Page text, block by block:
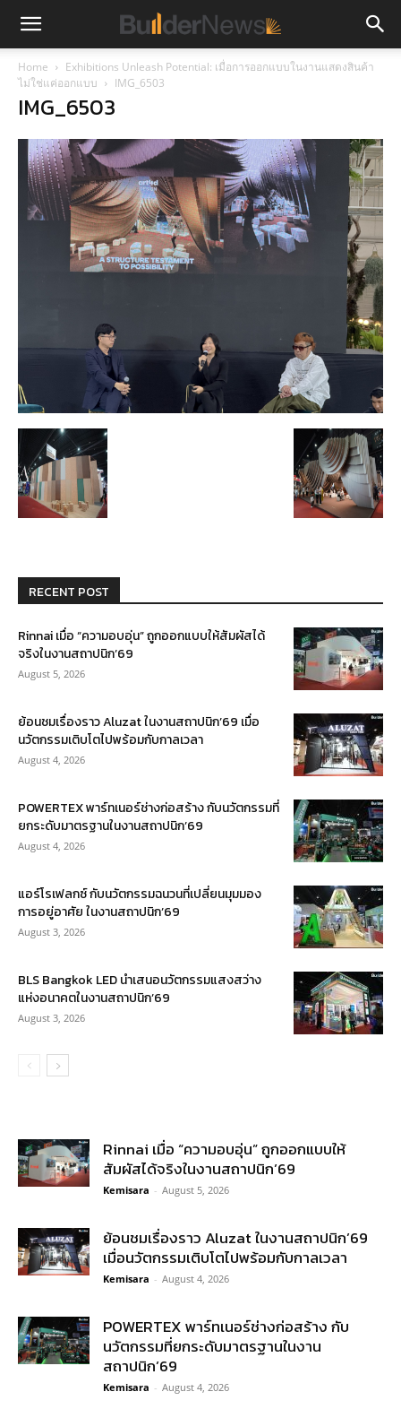
Home
Exhibitions Unleash Potential: เมื่อการออกแบบในงานแสดงสินค้า
ไม่ใช่แค่ออกแบบ
IMG_6503
IMG_6503
RECENT POST
Rinnai เมื่อ “ความอบอุ่น” ถูกออกแบบให้สัมผัสได้
จริงในงานสถาปนิก’69
August 5, 2026
ย้อนชมเรื่องราว Aluzat ในงานสถาปนิก’69 เมื่อ
นวัตกรรมเติบโตไปพร้อมกับกาลเวลา
August 4, 2026
POWERTEX พาร์ทเนอร์ช่างก่อสร้าง กับนวัตกรรมที่
ยกระดับมาตรฐานในงานสถาปนิก’69
August 4, 2026
แอร์โรเฟลกซ์ กับนวัตกรรมฉนวนที่เปลี่ยนมุมมอง
การอยู่อาศัย ในงานสถาปนิก’69
August 3, 2026
BLS Bangkok LED นำเสนอนวัตกรรมแสงสว่าง
แห่งอนาคตในงานสถาปนิก’69
August 3, 2026
Rinnai เมื่อ “ความอบอุ่น” ถูกออกแบบให้
สัมผัสได้จริงในงานสถาปนิก’69
Kemisara - August 5, 2026
ย้อนชมเรื่องราว Aluzat ในงานสถาปนิก’69
เมื่อนวัตกรรมเติบโตไปพร้อมกับกาลเวลา
Kemisara - August 4, 2026
POWERTEX พาร์ทเนอร์ช่างก่อสร้าง กับ
นวัตกรรมที่ยกระดับมาตรฐานในงาน
สถาปนิก’69
Kemisara - August 4, 2026